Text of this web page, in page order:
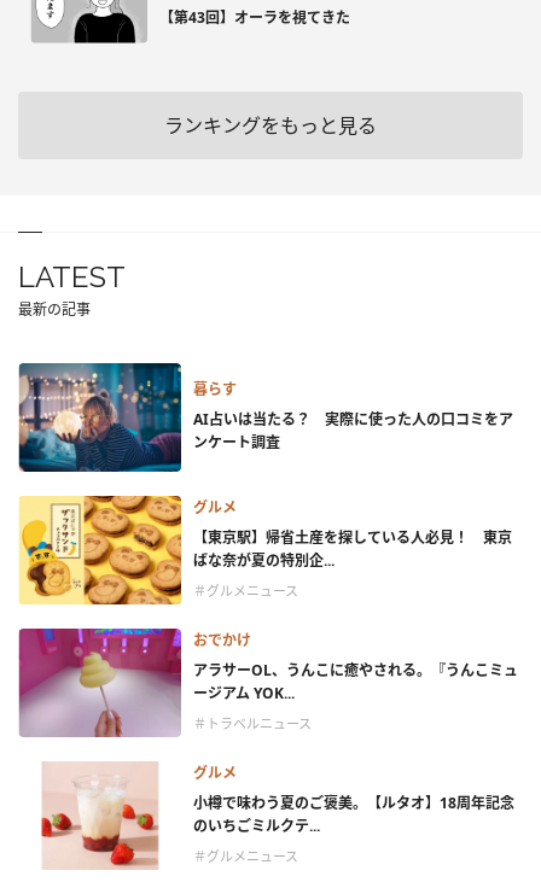
【第43回】オーラを視てきた
ランキングをもっと見る
LATEST
最新の記事
暮らす
AI占いは当たる？ 実際に使った人の口コミをア
ンケート調査
グルメ
【東京駅】帰省土産を探している人必見！ 東京
ばな奈が夏の特別企...
＃グルメニュース
おでかけ
アラサーOL、うんこに癒やされる。『うんこミュ
ージアム YOK...
＃トラベルニュース
グルメ
小樽で味わう夏のご褒美。【ルタオ】18周年記念
のいちごミルクテ...
＃グルメニュース